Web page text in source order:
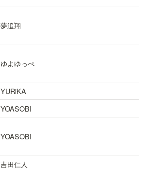
夢追翔
ゆよゆっぺ
YURiKA
YOASOBI
YOASOBI
吉田仁人